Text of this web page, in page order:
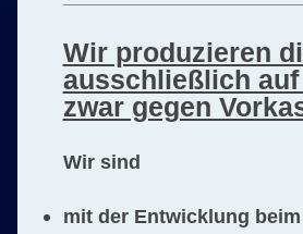
Wir produzieren
ausschließlich
zwar gegen
Wir sind
mit der Entwicklung